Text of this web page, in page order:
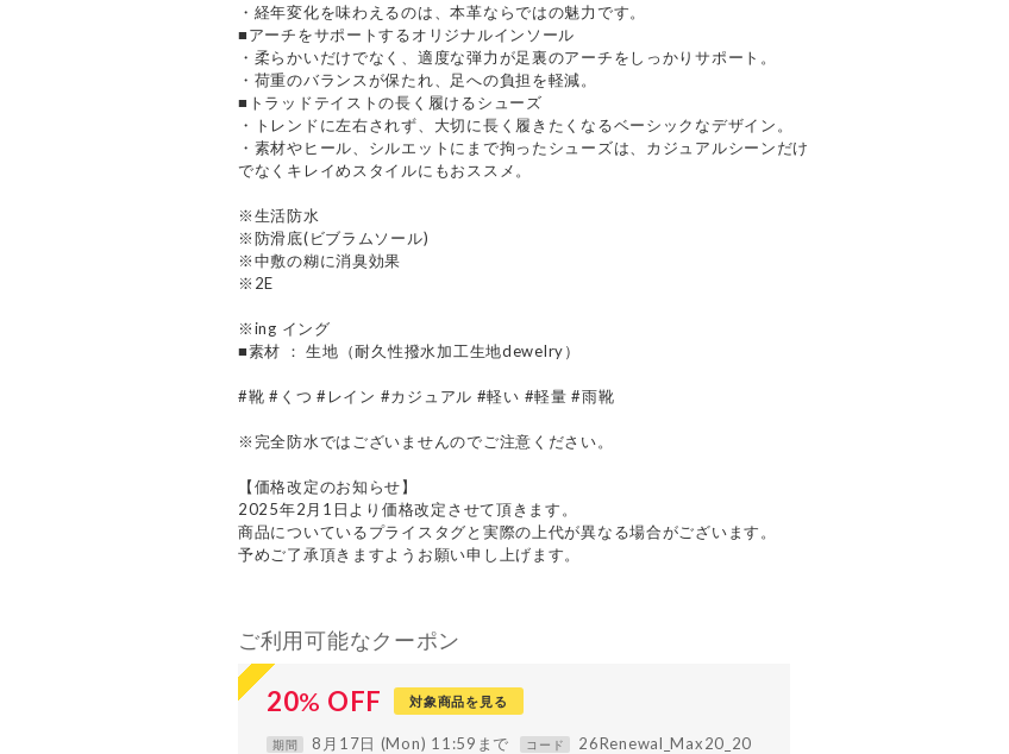
・経年変化を味わえるのは、本革ならではの魅力です。
■アーチをサポートするオリジナルインソール
・柔らかいだけでなく、適度な弾力が足裏のアーチをしっかりサポート。
・荷重のバランスが保たれ、足への負担を軽減。
■トラッドテイストの長く履けるシューズ
・トレンドに左右されず、大切に長く履きたくなるベーシックなデザイン。
・素材やヒール、シルエットにまで拘ったシューズは、カジュアルシーンだけ
でなくキレイめスタイルにもおススメ。
※生活防水
※防滑底(ビブラムソール)
※中敷の糊に消臭効果
※2E
※ing イング
■素材 ： 生地（耐久性撥水加工生地dewelry）
#靴 #くつ #レイン #カジュアル #軽い #軽量 #雨靴
※完全防水ではございませんのでご注意ください。
【価格改定のお知らせ】
2025年2月1日より価格改定させて頂きます。
商品についているプライスタグと実際の上代が異なる場合がございます。
予めご了承頂きますようお願い申し上げます。
ご利用可能なクーポン
20% OFF 対象商品を見る
期間 8月17日 (Mon) 11:59まで コード 26Renewal_Max20_20